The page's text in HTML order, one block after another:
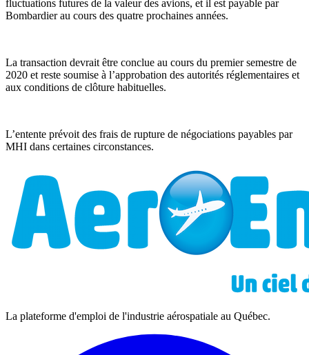
fluctuations futures de la valeur des avions, et il est payable par
Bombardier au cours des quatre prochaines années.
La transaction devrait être conclue au cours du premier semestre de
2020 et reste soumise à l’approbation des autorités réglementaires et
aux conditions de clôture habituelles.
L’entente prévoit des frais de rupture de négociations payables par
MHI dans certaines circonstances.
La plateforme d'emploi de l'industrie aérospatiale au Québec.